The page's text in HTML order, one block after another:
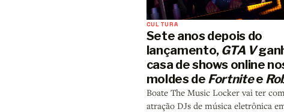
CULTURA
Sete anos depois do
lançamento, GTA V
casa de shows online
moldes de Fortnitee
Boate The Music Locker vai ter
atração DJs de música eletrônica